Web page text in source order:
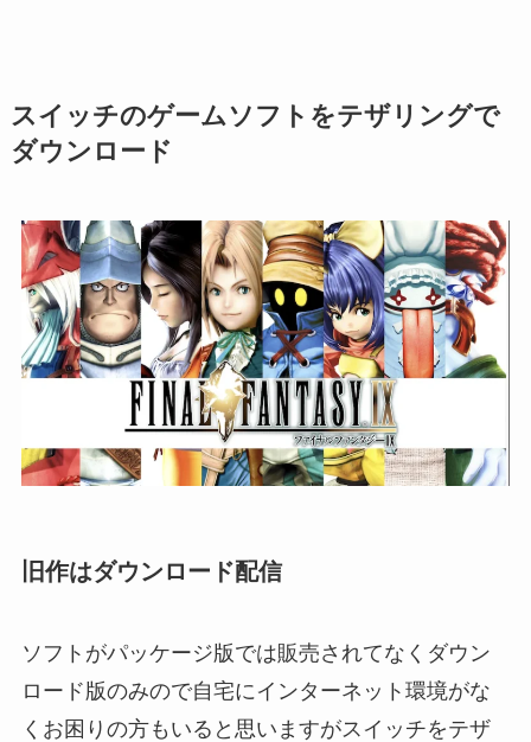
スイッチのゲームソフトをテザリングで
ダウンロード
旧作はダウンロード配信
ソフトがパッケージ版では販売されてなくダウン
ロード版のみので自宅にインターネット環境がな
くお困りの方もいると思いますがスイッチをテザ